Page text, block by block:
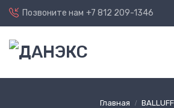
Позвоните нам +7 812 209-1346
Главная
BALLUFF